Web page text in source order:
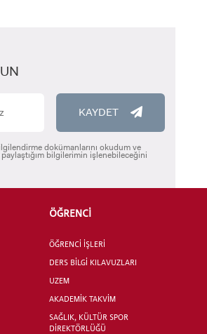
KAYDET
dokümanlarını okudum ve
bilgilerimin işlenebileceğini
ÖĞRENCİ
ÖĞRENCİ İŞLERİ
DERS BİLGİ KILAVUZLARI
UZEM
AKADEMİK TAKVİM
SAĞLIK, KÜLTÜR SPOR
DİREKTÖRLÜĞÜ